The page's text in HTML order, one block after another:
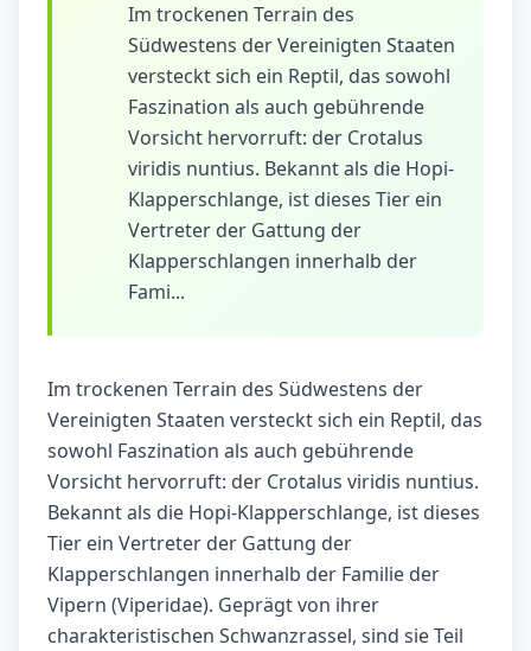
Im trockenen Terrain des
Südwestens der Vereinigten Staaten
versteckt sich ein Reptil, das sowohl
Faszination als auch gebührende
Vorsicht hervorruft: der Crotalus
viridis nuntius. Bekannt als die Hopi-
Klapperschlange, ist dieses Tier ein
Vertreter der Gattung der
Klapperschlangen innerhalb der
Fami...
Im trockenen Terrain des Südwestens der
Vereinigten Staaten versteckt sich ein Reptil, das
sowohl Faszination als auch gebührende
Vorsicht hervorruft: der Crotalus viridis nuntius.
Bekannt als die Hopi-Klapperschlange, ist dieses
Tier ein Vertreter der Gattung der
Klapperschlangen innerhalb der Familie der
Vipern (Viperidae). Geprägt von ihrer
charakteristischen Schwanzrassel, sind sie Teil